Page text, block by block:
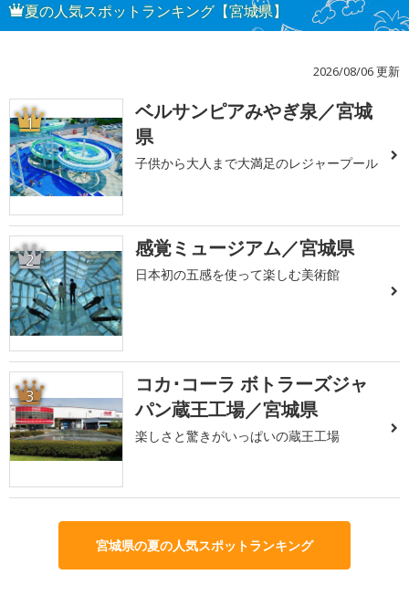
夏の人気スポットランキング【宮城県】
2026/08/06 更新
1
ベルサンピアみやぎ泉／宮城
県
子供から大人まで大満足のレジャープール
2 感覚ミュージアム／宮城県
日本初の五感を使って楽しむ美術館
3
コカ･コーラ ボトラーズジャ
パン蔵王工場／宮城県
楽しさと驚きがいっぱいの蔵王工場
宮城県の夏の人気スポットランキング